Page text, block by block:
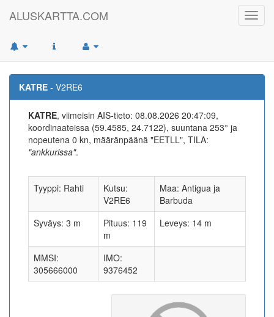
ALUSKARTTA.COM
KATRE - V2RE6
KATRE, viimeisin AIS-tieto: 08.08.2026 20:47:09,
koordinaateissa (59.4585, 24.7122), suuntana 253° ja
nopeutena 0 kn, määränpäänä "EETLL", TILA:
"ankkurissa".
Tyyppi: Rahti
Kutsu:
V2RE6
Maa: Antigua ja
Barbuda
Syväys: 3 m
Pituus: 119
m
Leveys: 14 m
MMSI:
305666000
IMO:
9376452